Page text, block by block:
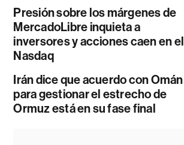
Presión sobre los márgenes de
MercadoLibre inquieta a
inversores y acciones caen en el
Nasdaq
Irán dice que acuerdo con Omán
para gestionar el estrecho de
Ormuz está en su fase final